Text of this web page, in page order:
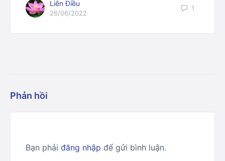
Liên Điều
26/06/2022
1
Phản hồi
Bạn phải đăng nhập để gửi bình luận.